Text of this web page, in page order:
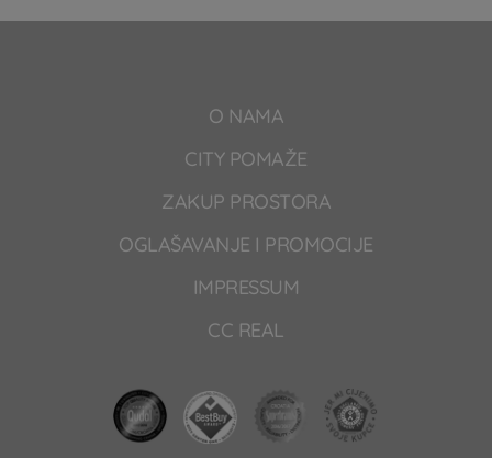
O NAMA
CITY POMAŽE
ZAKUP PROSTORA
OGLAŠAVANJE I PROMOCIJE
IMPRESSUM
CC REAL